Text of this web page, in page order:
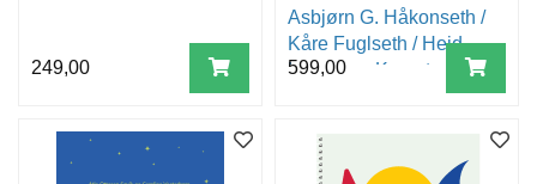
249,00
Asbjørn G. Håkonseth /
Kåre Fuglseth / Heid
Leganger-Krogstad /
599,00